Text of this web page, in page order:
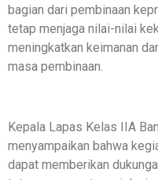
bagian dari pembinaan
tetap menjaga nilai-nilai
meningkatkan keimanan
masa pembinaan.
Kepala Lapas Kelas IIA
menyampaikan bahwa
dapat memberikan